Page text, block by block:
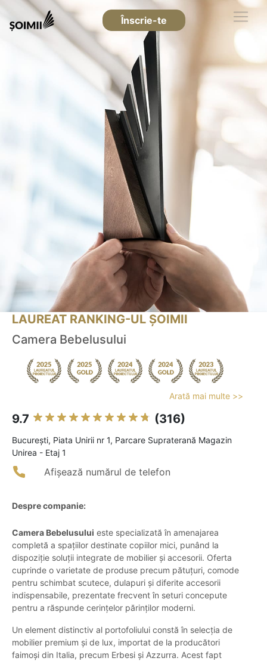
Înscrie-te
LAUREAT RANKING-UL ȘOIMII
Camera Bebelusului
Arată mai multe >>
9.7 (316)
Bucureşti, Piata Unirii nr 1, Parcare Supraterană Magazin
Unirea - Etaj 1
Afișează numărul de telefon
Despre companie:
Camera Bebelusului este specializată în amenajarea
completă a spațiilor destinate copiilor mici, punând la
dispoziție soluții integrate de mobilier și accesorii. Oferta
cuprinde o varietate de produse precum pătuțuri, comode
pentru schimbat scutece, dulapuri și diferite accesorii
indispensabile, prezentate frecvent în seturi concepute
pentru a răspunde cerințelor părinților moderni.
Un element distinctiv al portofoliului constă în selecția de
mobilier premium și de lux, importat de la producători
faimoși din Italia, precum Erbesi și Azzurra. Acest fapt